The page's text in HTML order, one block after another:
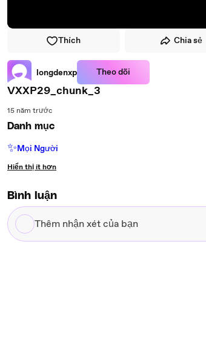
Thích Chia sẻ
longdenxp Theo dõi
VXXP29_chunk_3
15 năm trước
Danh mục
✨Mọi Người
Hiển thị ít hơn
Bình luận
Thêm
nhận